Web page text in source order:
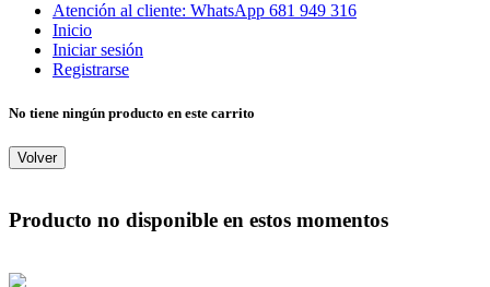
Atención al cliente: WhatsApp 681 949 316
Inicio
Iniciar sesión
Registrarse
No tiene ningún producto en este carrito
Volver
Producto no disponible en estos momentos